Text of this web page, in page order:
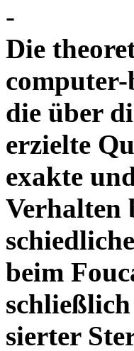
-
Die
computer-
die über
erzielte
exakte
Verhalten
beim
sierter